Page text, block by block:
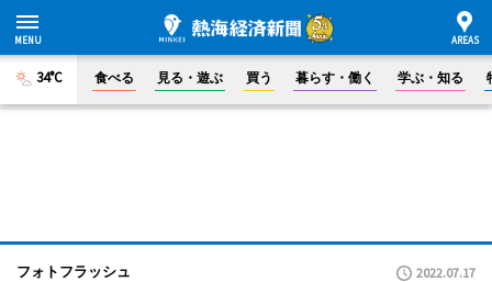
34°C 食べる 見る・遊ぶ 買う 暮らす・働く 学ぶ・知る
フォトフラッシュ 2022.07.17